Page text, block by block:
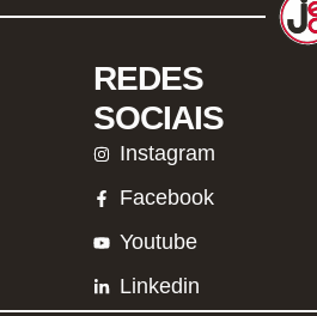
REDES
SOCIAIS
Instagram
Facebook
Youtube
Linkedin